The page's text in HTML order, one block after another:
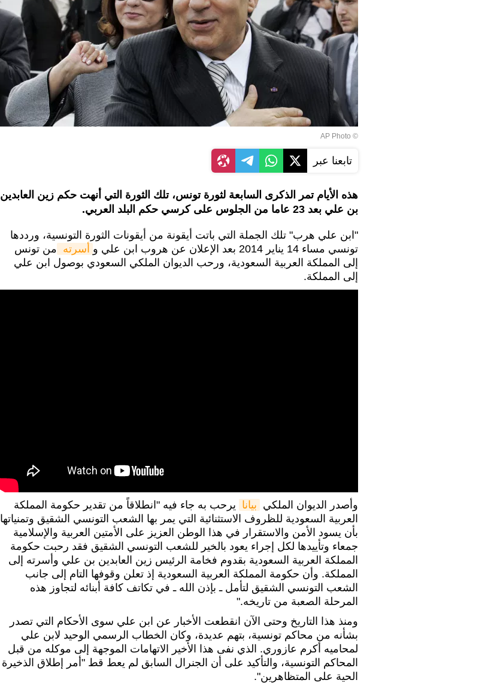
© AP Photo
تابعنا عبر
هذه الأيام تمر الذكرى السابعة لثورة تونس، تلك الثورة التي أنهت حكم زين العابدين
بن علي بعد 23 عاما من الجلوس على كرسي حكم البلد العربي.
"ابن علي هرب" تلك الجملة التي باتت أيقونة من أيقونات الثورة التونسية، ورددها
تونسي مساء 14 يناير 2014 بعد الإعلان عن هروب ابن علي و
أسرته من تونس
إلى المملكة العربية السعودية، ورحب الديوان الملكي السعودي بوصول ابن علي
إلى المملكة.
وأصدر الديوان الملكي بيانا يرحب به جاء فيه "انطلاقاً من تقدير حكومة المملكة
العربية السعودية للظروف الاستثنائية التي يمر بها الشعب التونسي الشقيق وتمنياتها
بأن يسود الأمن والاستقرار في هذا الوطن العزيز على الأمتين العربية والإسلامية
جمعاء وتأييدها لكل إجراء يعود بالخير للشعب التونسي الشقيق فقد رحبت حكومة
المملكة العربية السعودية بقدوم فخامة الرئيس زين العابدين بن علي وأسرته إلى
المملكة. وأن حكومة المملكة العربية السعودية إذ تعلن وقوفها التام إلى جانب
الشعب التونسي الشقيق لتأمل ـ بإذن الله ـ في تكاتف كافة أبنائه لتجاوز هذه
المرحلة الصعبة من تاريخه."
ومنذ هذا التاريخ وحتى الآن انقطعت الأخبار عن ابن علي سوى الأحكام التي تصدر
بشأنه من محاكم تونسية، بتهم عديدة، وكان الخطاب الرسمي الوحيد لابن علي
لمحاميه أكرم عازوري. الذي نفى هذا الأخير الاتهامات الموجهة إلى موكله من قبل
المحاكم التونسية، والتأكيد على أن الجنرال السابق لم يعط قط "أمر إطلاق الذخيرة
الحية على المتظاهرين".